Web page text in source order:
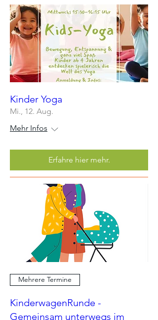
Kinder Yoga
Mi., 12. Aug.
Mehr Infos
Erfahre hier mehr.
Mehrere Termine
KinderwagenRunde -
Gemeinsam unterwegs im